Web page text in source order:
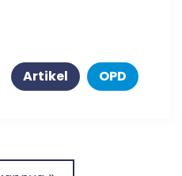
Dokumen
Artikel OPD